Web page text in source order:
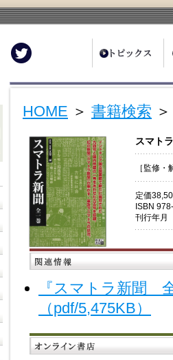
HOME ＞ 書籍検索
スマト
［監修
定価
ISBN
刊行年
『スマトラ新聞
（pdf/5,475KB）